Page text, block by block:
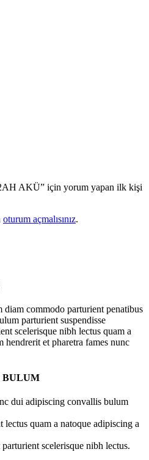
AKÜ” için yorum yapan ilk kişi
oturum açmalısınız.
diam commodo parturient penatibus
parturient suspendisse
scelerisque nibh lectus quam a
hendrerit et pharetra fames nunc
BULUM
dui adipiscing convallis bulum
lectus quam a natoque adipiscing a
scelerisque nibh lectus.